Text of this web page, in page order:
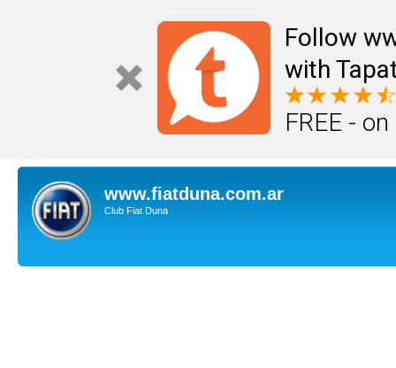
Follow
with
FREE -
www.fiatduna.com.ar
Club Fiat Duna